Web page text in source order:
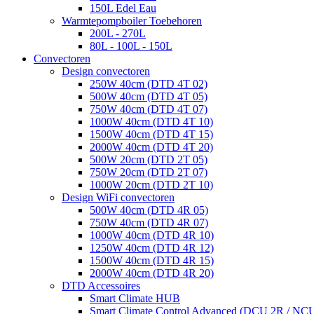
150L Edel Eau
Warmtepompboiler Toebehoren
200L - 270L
80L - 100L - 150L
Convectoren
Design convectoren
250W 40cm (DTD 4T 02)
500W 40cm (DTD 4T 05)
750W 40cm (DTD 4T 07)
1000W 40cm (DTD 4T 10)
1500W 40cm (DTD 4T 15)
2000W 40cm (DTD 4T 20)
500W 20cm (DTD 2T 05)
750W 20cm (DTD 2T 07)
1000W 20cm (DTD 2T 10)
Design WiFi convectoren
500W 40cm (DTD 4R 05)
750W 40cm (DTD 4R 07)
1000W 40cm (DTD 4R 10)
1250W 40cm (DTD 4R 12)
1500W 40cm (DTD 4R 15)
2000W 40cm (DTD 4R 20)
DTD Accessoires
Smart Climate HUB
Smart Climate Control Advanced (DCU 2R /